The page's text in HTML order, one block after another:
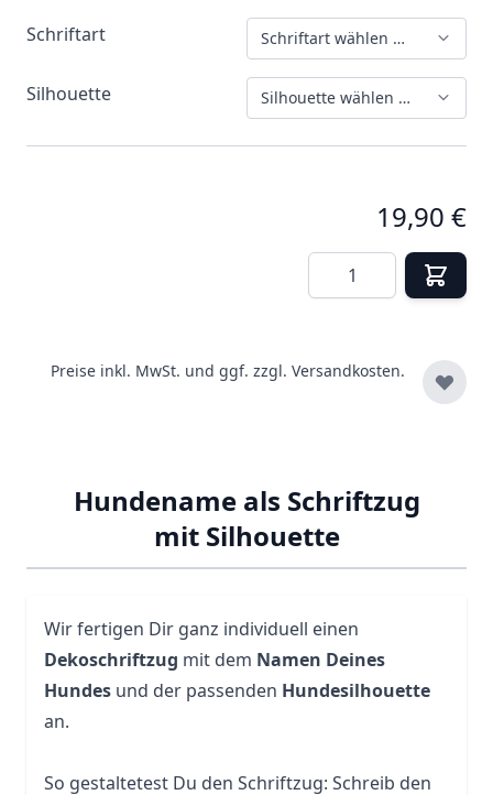
Schriftart Schriftart wählen …
Silhouette Silhouette wählen …
19,90 €
Menge
Preise inkl. MwSt. und ggf. zzgl. Versandkosten.
Hundename als Schriftzug
mit Silhouette
Wir fertigen Dir ganz individuell einen
Dekoschriftzug mit dem Namen Deines
Hundes und der passenden Hundesilhouette
an.
So gestaltetest Du den Schriftzug: Schreib den